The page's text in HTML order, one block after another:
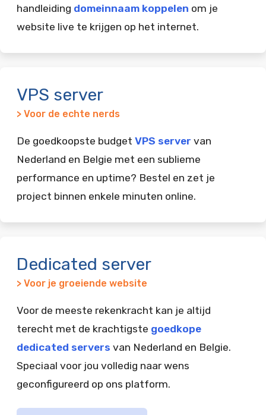
handleiding domeinnaam koppelen om je
website live te krijgen op het internet.
VPS server
> Voor de echte nerds
De goedkoopste budget VPS server van
Nederland en Belgie met een sublieme
performance en uptime? Bestel en zet je
project binnen enkele minuten online.
Dedicated server
> Voor je groeiende website
Voor de meeste rekenkracht kan je altijd
terecht met de krachtigste goedkope
dedicated servers van Nederland en Belgie.
Speciaal voor jou volledig naar wens
geconfigureerd op ons platform.